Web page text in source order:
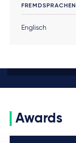
FREMDSPRACHEN
Englisch
Awards